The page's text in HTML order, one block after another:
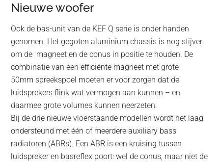
Nieuwe woofer
Ook de bas-unit van de KEF Q serie is onder handen
genomen. Het gegoten aluminium chassis is nog stijver
om de magneet en de conus in positie te houden. De
combinatie van een efficiënte magneet met grote
50mm spreekspoel moeten er voor zorgen dat de
luidsprekers flink wat vermogen aan kunnen – en
daarmee grote volumes kunnen neerzeten.
Bij de drie nieuwe vloerstaande modellen wordt het laag
ondersteund met één of meerdere auxiliary bass
radiatoren (ABRs). Een ABR is een kruising tussen
luidspreker en basreflex poort: wel de conus, maar niet de